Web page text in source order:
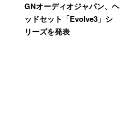
GNオーディオジャパン、ヘ
ッドセット「Evolve3」シ
リーズを発表